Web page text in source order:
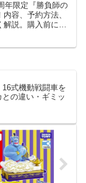
年限定『勝負師の
容、予約方法、
解説。購入前に必
16式機動戦闘車を
の違い・ギミッ